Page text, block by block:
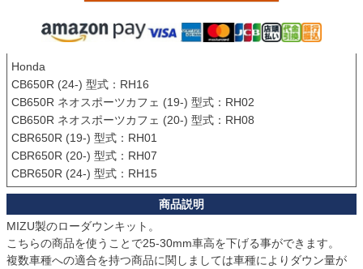
Honda
CB650R (24-) 型式：RH16
CB650R ネオスポーツカフェ (19-) 型式：RH02
CB650R ネオスポーツカフェ (20-) 型式：RH08
CBR650R (19-) 型式：RH01
CBR650R (20-) 型式：RH07
CBR650R (24-) 型式：RH15
MIZU製のローダウンキット。
こちらの商品を使うことで25-30mm車高を下げる事ができます。
複数車種への適合を持つ商品に関しましては車種によりダウン量が